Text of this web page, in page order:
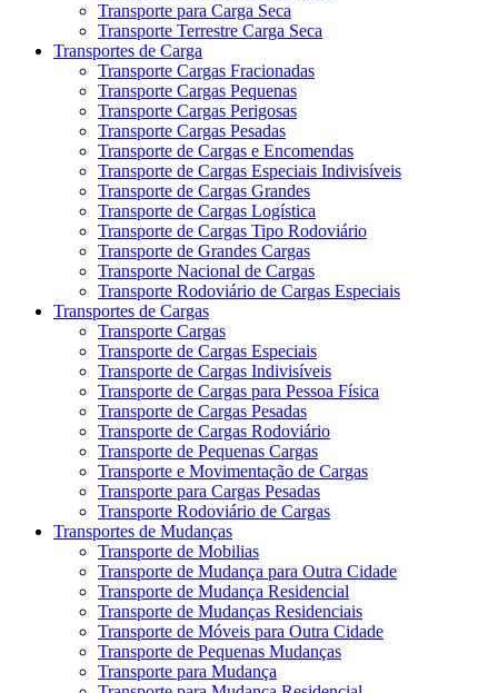
Transporte para Carga Seca
Transporte Terrestre Carga Seca
Transportes de Carga
Transporte Cargas Fracionadas
Transporte Cargas Pequenas
Transporte Cargas Perigosas
Transporte Cargas Pesadas
Transporte de Cargas e Encomendas
Transporte de Cargas Especiais Indivisíveis
Transporte de Cargas Grandes
Transporte de Cargas Logística
Transporte de Cargas Tipo Rodoviário
Transporte de Grandes Cargas
Transporte Nacional de Cargas
Transporte Rodoviário de Cargas Especiais
Transportes de Cargas
Transporte Cargas
Transporte de Cargas Especiais
Transporte de Cargas Indivisíveis
Transporte de Cargas para Pessoa Física
Transporte de Cargas Pesadas
Transporte de Cargas Rodoviário
Transporte de Pequenas Cargas
Transporte e Movimentação de Cargas
Transporte para Cargas Pesadas
Transporte Rodoviário de Cargas
Transportes de Mudanças
Transporte de Mobilias
Transporte de Mudança para Outra Cidade
Transporte de Mudança Residencial
Transporte de Mudanças Residenciais
Transporte de Móveis para Outra Cidade
Transporte de Pequenas Mudanças
Transporte para Mudança